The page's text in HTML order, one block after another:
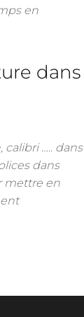
en
dans
calibri ….. dans
dans
mettre en